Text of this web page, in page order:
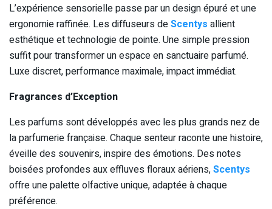
L’expérience sensorielle passe par un design épuré et une
ergonomie raffinée. Les diffuseurs deScentys allient
esthétique et technologie de pointe. Une simple pression
suffit pour transformer un espace en sanctuaire parfumé.
Luxe discret, performance maximale, impact immédiat.
Fragrances d’Exception
Les parfums sont développés avec les plus grands nez de
la parfumerie française. Chaque senteur raconte une histoire,
éveille des souvenirs, inspire des émotions. Des notes
boisées profondes aux effluves floraux aériens,Scentys
offre une palette olfactive unique, adaptée à chaque
préférence.